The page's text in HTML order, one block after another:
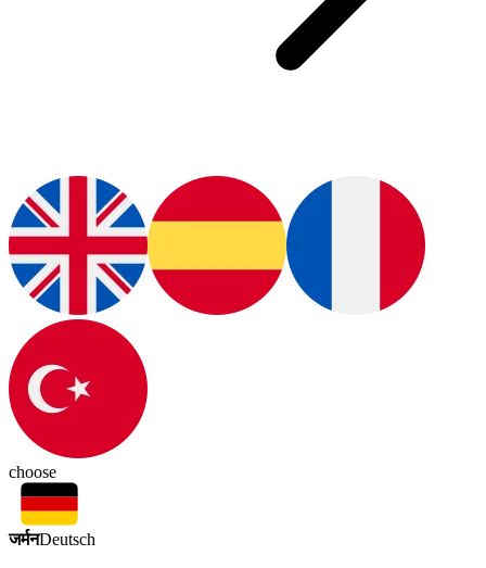
choose
जर्मनDeutsch